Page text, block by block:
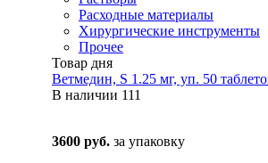
Расходные материалы
Хирургические инструменты
Прочее
Товар дня
Ветмедин, S 1.25 мг, уп. 50
В наличии 111
3600 руб. за упаковку